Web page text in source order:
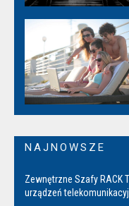
NAJNOWSZE
Zewnętrzne Szafy RACK
urządzeń